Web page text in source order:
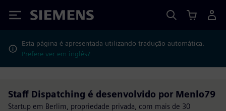
Siemens
Esta página é apresentada utilizando tradução automática.
Prefere ver em inglês?
Staff Dispatching é desenvolvido por Menlo79
Startup em Berlim, propriedade privada, com mais de 30